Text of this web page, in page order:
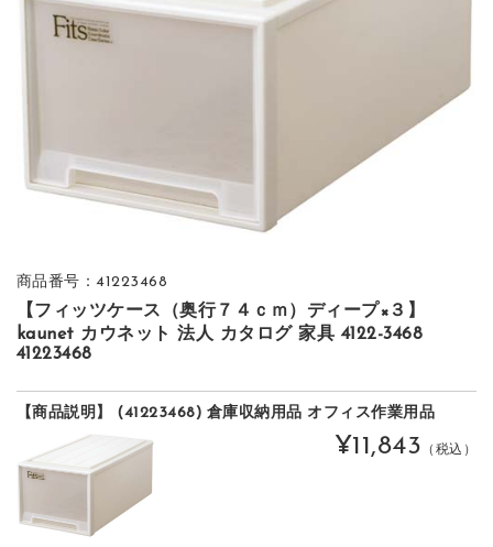
商品番号：41223468
【フィッツケース（奥行７４ｃｍ）ディープ×３】
kaunet カウネット 法人 カタログ 家具 4122-3468
41223468
【商品説明】 (41223468) 倉庫収納用品 オフィス作業用品
¥11,843 （税込）